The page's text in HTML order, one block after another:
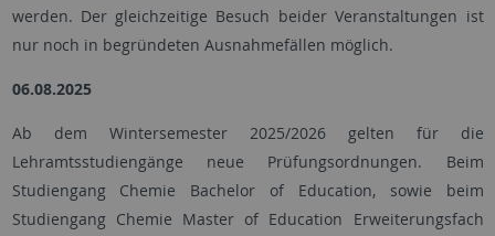
werden. Der gleichzeitige Besuch beider Veranstaltungen ist
nur noch in begründeten Ausnahmefällen möglich.
06.08.2025
Ab dem Wintersemester 2025/2026 gelten für die
Lehramtsstudiengänge neue Prüfungsordnungen. Beim
Studiengang Chemie Bachelor of Education, sowie beim
Studiengang Chemie Master of Education Erweiterungsfach